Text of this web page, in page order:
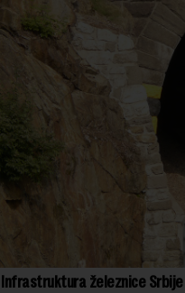
Infrastruktura železnice